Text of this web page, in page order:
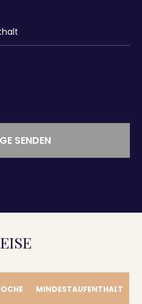
SENDEN
MINDESTAUFENTHALT